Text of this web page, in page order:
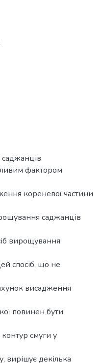
фактором
кореневої частини
саджанців
вирощування
спосіб, що не
висадження
повинен бути
смуги у
вирішує декілька